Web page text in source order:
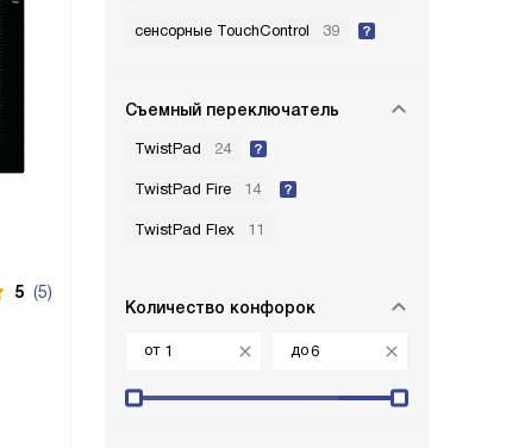
сенсорные TouchControl 39
Съемный переключатель
TwistPad 24
TwistPad Fire 14
TwistPad Flex 11
Количество конфорок
от до
5 (5)